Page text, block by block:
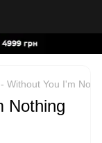
Without You I'm
Nothing